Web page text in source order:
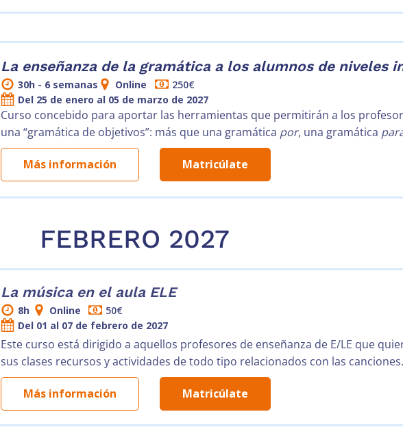
La enseñanza de la gramática a los alumnos de niveles
30h - 6 semanas Online
250€
Del 25 de enero al 05 de marzo de 2027
Curso concebido para aportar las herramientas que permitirán a los
una “gramática de objetivos”: más que una gramática por, una gramática
Más información Matricúlate
FEBRERO 2027
La música en el aula ELE
8h Online
50€
Del 01 al 07 de febrero de 2027
Este curso está dirigido a aquellos profesores de enseñanza de E/LE que
sus clases recursos y actividades de todo tipo relacionados con las canciones.
Más información Matricúlate